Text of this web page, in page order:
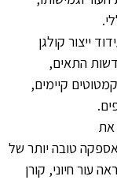
ייצור קולגן
התאים,
קיימים,
את
טובה יותר של
עור חיוני, קורן